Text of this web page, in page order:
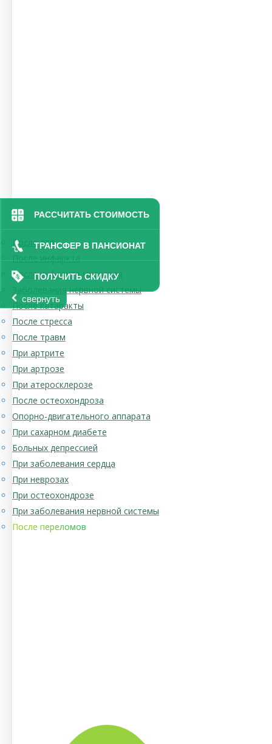
РАССЧИТАТЬ СТОИМОСТЬ
ТРАНСФЕР В ПАНСИОНАТ
ПОЛУЧИТЬ СКИДКУ
свернуть
После дтп
После инфаркта
После инфаркта миокарда
Заболевания нервной системы
После катаракты
После стресса
После травм
При артрите
При артрозе
При атеросклерозе
После остеохондроза
Опорно-двигательного аппарата
При сахарном диабете
Больных депрессией
При заболевания сердца
При неврозах
При остеохондрозе
При заболевания нервной системы
После переломов